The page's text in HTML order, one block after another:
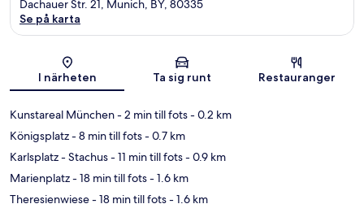
Karta
Dachauer Str. 21, Munich, BY, 80335
Se på karta
I närheten Ta sig runt Restauranger
Kunstareal München- 2 min till fots- 0.2 km
Königsplatz- 8 min till fots- 0.7 km
Karlsplatz - Stachus- 11 min till fots- 0.9 km
Marienplatz- 18 min till fots- 1.6 km
Theresienwiese- 18 min till fots- 1.6 km